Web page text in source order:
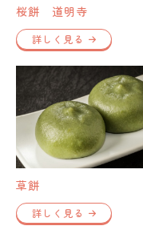
桜餅 道明寺
詳しく見る
草餅
詳しく見る